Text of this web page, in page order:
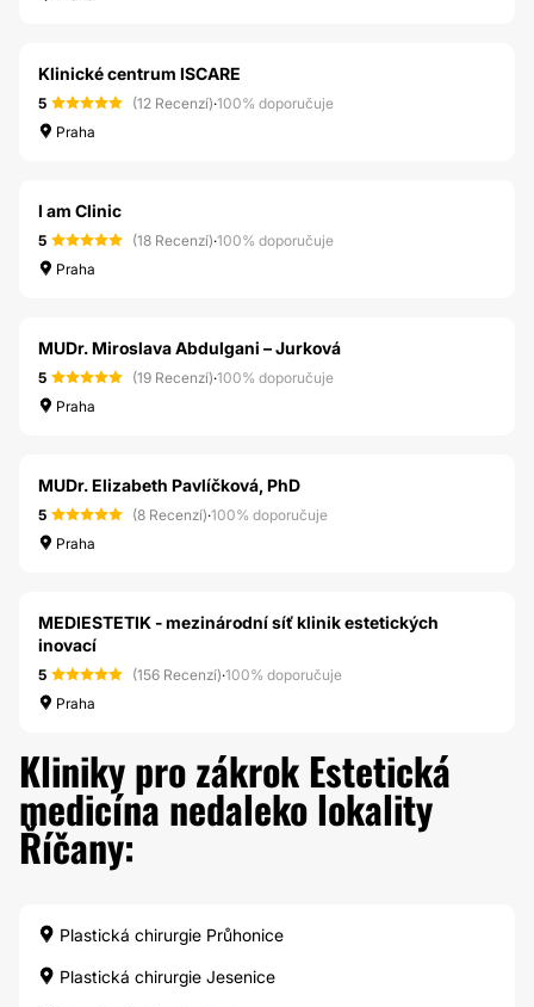
Klinické centrum ISCARE
5 (12 Recenzí)·100% doporučuje
Praha
I am Clinic
5 (18 Recenzí)·100% doporučuje
Praha
MUDr. Miroslava Abdulgani – Jurková
5 (19 Recenzí)·100% doporučuje
Praha
MUDr. Elizabeth Pavlíčková, PhD
5 (8 Recenzí)·100% doporučuje
Praha
MEDIESTETIK - mezinárodní síť klinik estetických
inovací
5 (156 Recenzí)·100% doporučuje
Praha
Kliniky pro zákrok Estetická
medicína nedaleko lokality
Říčany:
Plastická chirurgie Průhonice
Plastická chirurgie Jesenice